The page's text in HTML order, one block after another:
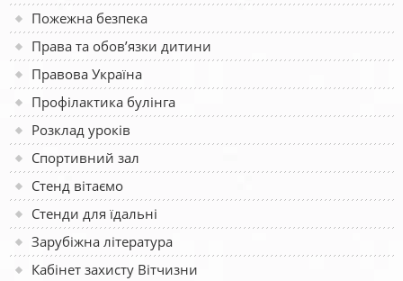
Пожежна безпека
Права та обов’язки дитини
Правова Україна
Профілактика булінга
Розклад уроків
Спортивний зал
Стенд вітаємо
Стенди для їдальні
Зарубіжна література
Кабінет захисту Вітчизни